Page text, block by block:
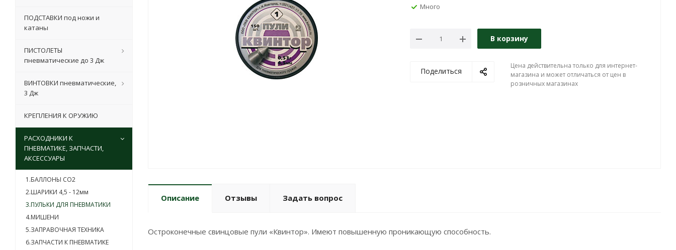
Много
В корзину
Поделиться
Цена действительна только для интернет-
магазина и может отличаться от цен в
розничных магазинах
Описание Отзывы Задать вопрос
Остроконечные свинцовые пули «Квинтор». Имеют повышенную проникающую способность.
ПОДСТАВКИ под ножи и
катаны
ПИСТОЛЕТЫ
пневматические до 3 Дж
ВИНТОВКИ пневматические,
3 Дж
КРЕПЛЕНИЯ К ОРУЖИЮ
РАСХОДНИКИ К
ПНЕВМАТИКЕ, ЗАПЧАСТИ,
АКСЕССУАРЫ
1.БАЛЛОНЫ CO2
2.ШАРИКИ 4,5 - 12мм
3.ПУЛЬКИ ДЛЯ ПНЕВМАТИКИ
4.МИШЕНИ
5.ЗАПРАВОЧНАЯ ТЕХНИКА
6.ЗАПЧАСТИ К ПНЕВМАТИКЕ